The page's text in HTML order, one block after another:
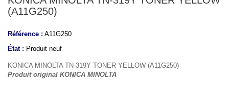
(A11G250)
Référence : A11G250
État : Produit neuf
KONICA MINOLTA TN-319Y TONER YELLOW (A11G250)
Produit original KONICA MINOLTA